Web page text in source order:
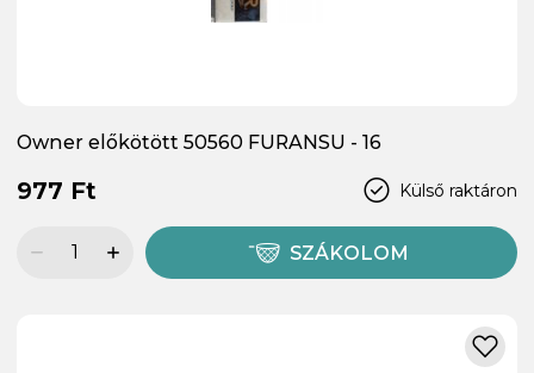
Owner előkötött 50560 FURANSU - 16
Külső raktáron
977 Ft
SZÁKOLOM